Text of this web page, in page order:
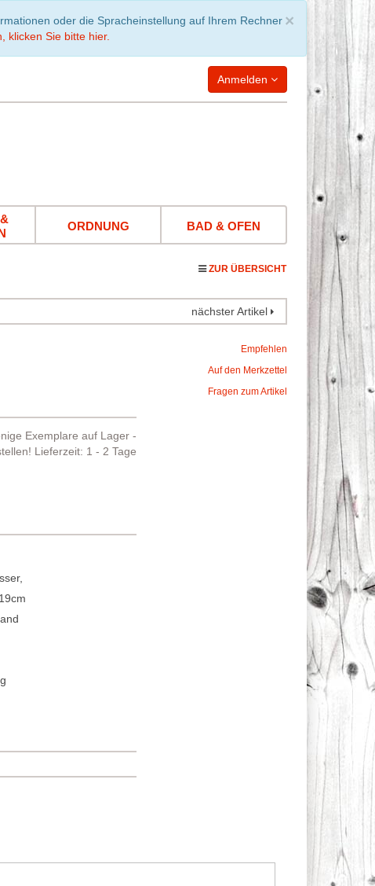
× Schließen
oder die Spracheinstellung auf Ihrem Rechner
klicken Sie bitte hier.
Anmelden
ORDNUNG BAD & OFEN
ZUR ÜBERSICHT
nächster Artikel
Exemplare auf Lager -
Lieferzeit: 1 - 2 Tage
Empfehlen
Auf den Merkzettel
Fragen zum Artikel